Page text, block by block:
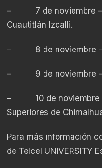
– 7 de noviembre
Cuautitlán Izcalli.
– 8 de noviembre
– 9 de noviembre
– 10 de
Superiores de
Para más información
de Telcel UNIVERSITY